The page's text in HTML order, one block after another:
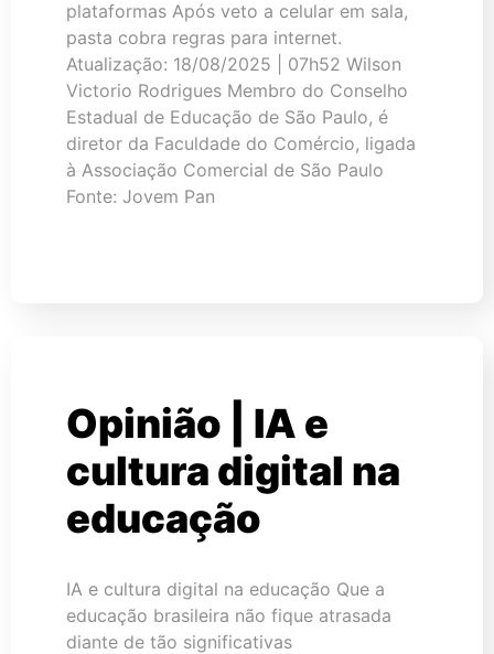
plataformas Após veto a celular em sala,
pasta cobra regras para internet.
Atualização: 18/08/2025 | 07h52 Wilson
Victorio Rodrigues Membro do Conselho
Estadual de Educação de São Paulo, é
diretor da Faculdade do Comércio, ligada
à Associação Comercial de São Paulo
Fonte: Jovem Pan
Opinião | IA e
cultura digital na
educação
IA e cultura digital na educação Que a
educação brasileira não fique atrasada
diante de tão significativas